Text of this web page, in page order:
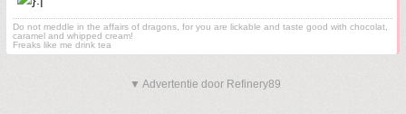
Do not meddle in the affairs of dragons, for you are lickable and taste good with chocolat,
caramel and whipped cream!
Freaks like me drink tea
▼ Advertentie door Refinery89